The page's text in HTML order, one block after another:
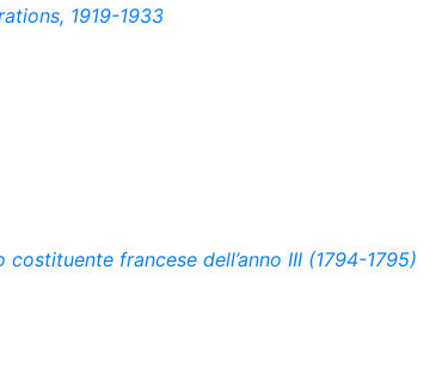
1919-1933
francese dell’anno III (1794-1795)